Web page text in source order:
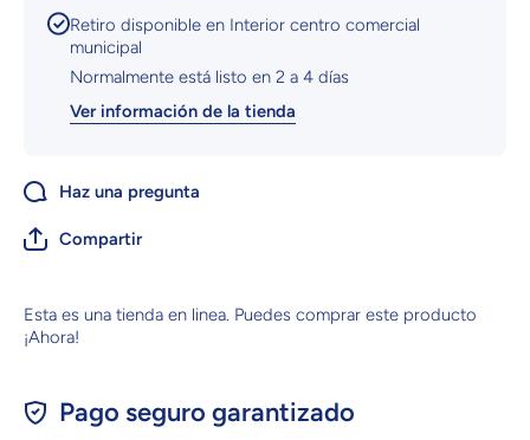
Retiro disponible en Interior centro comercial
municipal
Normalmente está listo en 2 a 4 días
Ver información de la tienda
Haz una pregunta
Compartir
Esta es una tienda en linea. Puedes comprar este producto
¡Ahora!
Pago seguro garantizado